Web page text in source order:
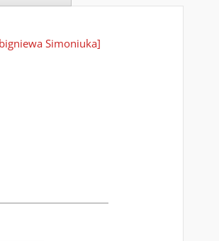
Simoniuka]